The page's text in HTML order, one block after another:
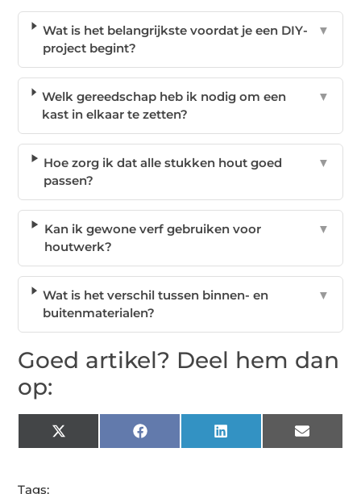
Wat is het belangrijkste voordat je een DIY-
project begint?
▼
Welk gereedschap heb ik nodig om een
kast in elkaar te zetten?
▼
Hoe zorg ik dat alle stukken hout goed
passen?
▼
Kan ik gewone verf gebruiken voor
houtwerk?
▼
Wat is het verschil tussen binnen- en
buitenmaterialen?
▼
Goed artikel? Deel hem dan
op:
X
(Twitter)
Facebook LinkedIn Email
Tags: